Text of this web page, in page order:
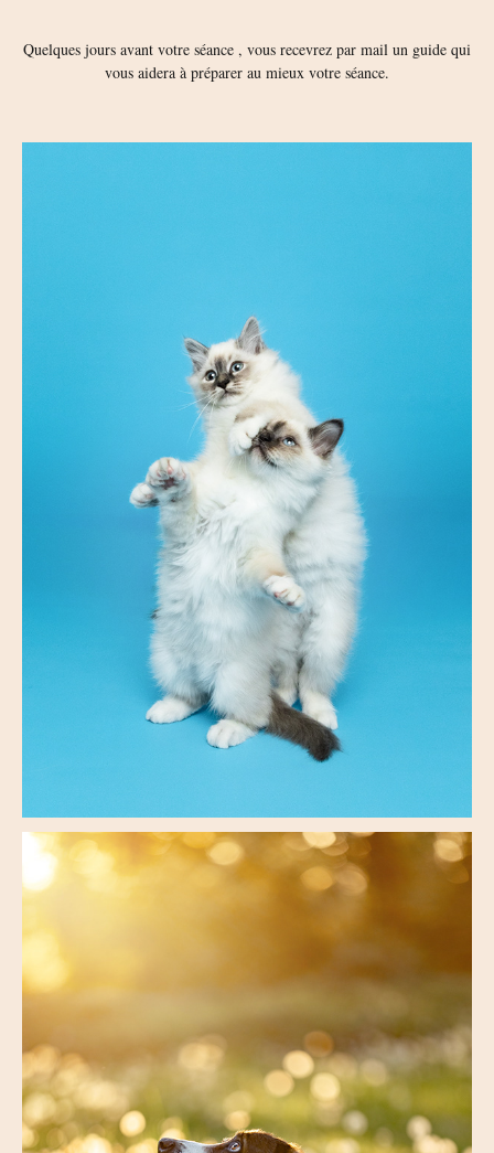
Quelques jours avant votre séance , vous recevrez par mail un guide qui
vous aidera à préparer au mieux votre séance.